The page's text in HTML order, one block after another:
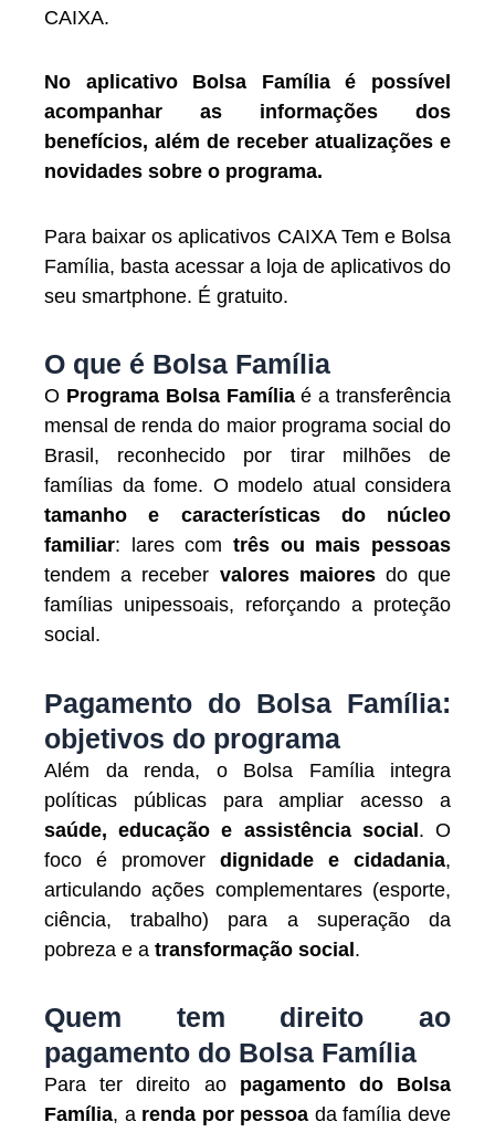
CAIXA.
No aplicativo Bolsa Família é possível
acompanhar as informações dos
benefícios, além de receber atualizações e
novidades sobre o programa.
Para baixar os aplicativos CAIXA Tem e Bolsa
Família, basta acessar a loja de aplicativos do
seu smartphone. É gratuito.
O que é Bolsa Família
O Programa Bolsa Famíliaé a transferência
mensal de renda do maior programa social do
Brasil, reconhecido por tirar milhões de
famílias da fome. O modelo atual considera
tamanho e características do núcleo
familiar: lares com três ou mais pessoas
tendem a receber valores maioresdo que
famílias unipessoais, reforçando a proteção
social.
Pagamento do Bolsa Família:
objetivos do programa
Além da renda, o Bolsa Família integra
políticas públicas para ampliar acesso a
saúde, educação e assistência social. O
foco é promover dignidade e cidadania,
articulando ações complementares (esporte,
ciência, trabalho) para a superação da
pobreza e a transformação social.
Quem tem direito ao
pagamento do Bolsa Família
Para ter direito ao pagamento do Bolsa
Família, a renda por pessoa da família deve